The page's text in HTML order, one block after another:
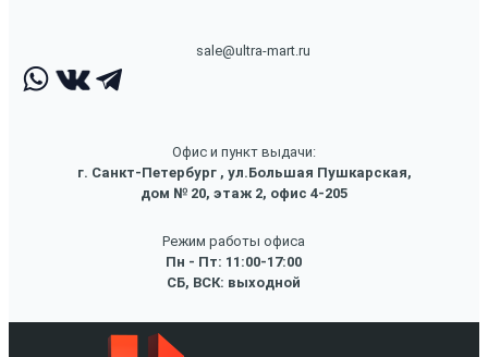
sale@ultra-mart.ru
Офис и пункт выдачи:
г. Санкт-Петербург , ул.Большая Пушкарская,
дом № 20, этаж 2, офис 4-205
Режим работы офиса
Пн - Пт: 11:00-17:00
СБ, ВСК: выходной